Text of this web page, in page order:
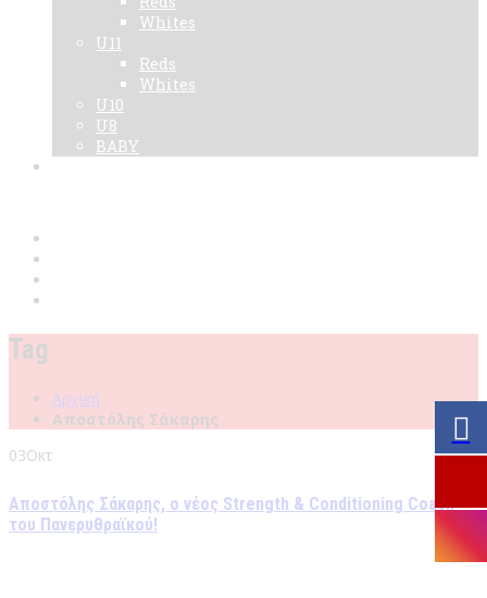
Whites
U11
Reds
Whites
U10
U8
BABY
Tag
Αρχική
Αποστόλης Σάκαρης
03Οκτ
Αποστόλης Σάκαρης, ο νέος Strength & Conditioning Coach
του Πανερυθραϊκού!